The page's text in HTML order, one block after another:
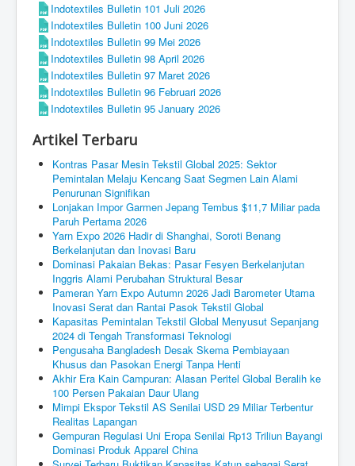
Indotextiles Bulletin 101 Juli 2026
Indotextiles Bulletin 100 Juni 2026
Indotextiles Bulletin 99 Mei 2026
Indotextiles Bulletin 98 April 2026
Indotextiles Bulletin 97 Maret 2026
Indotextiles Bulletin 96 Februari 2026
Indotextiles Bulletin 95 January 2026
Artikel Terbaru
Kontras Pasar Mesin Tekstil Global 2025: Sektor
Pemintalan Melaju Kencang Saat Segmen Lain Alami
Penurunan Signifikan
Lonjakan Impor Garmen Jepang Tembus $11,7 Miliar pada
Paruh Pertama 2026
Yarn Expo 2026 Hadir di Shanghai, Soroti Benang
Berkelanjutan dan Inovasi Baru
Dominasi Pakaian Bekas: Pasar Fesyen Berkelanjutan
Inggris Alami Perubahan Struktural Besar
Pameran Yarn Expo Autumn 2026 Jadi Barometer Utama
Inovasi Serat dan Rantai Pasok Tekstil Global
Kapasitas Pemintalan Tekstil Global Menyusut Sepanjang
2024 di Tengah Transformasi Teknologi
Pengusaha Bangladesh Desak Skema Pembiayaan
Khusus dan Pasokan Energi Tanpa Henti
Akhir Era Kain Campuran: Alasan Peritel Global Beralih ke
100 Persen Pakaian Daur Ulang
Mimpi Ekspor Tekstil AS Senilai USD 29 Miliar Terbentur
Realitas Lapangan
Gempuran Regulasi Uni Eropa Senilai Rp13 Triliun Bayangi
Dominasi Produk Apparel China